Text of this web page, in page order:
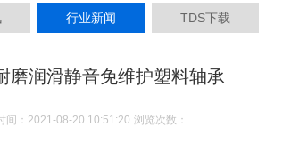
行业新闻 TDS下载
磨润滑静音免维护塑料轴承
间：2021-08-20 10:51:20 浏览次数：